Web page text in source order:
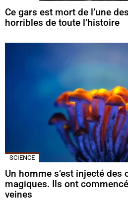
Ce gars est mort de l’une
horribles de toute l’histoire
SCIENCE
Un homme s’est injecté des
magiques. Ils ont
veines